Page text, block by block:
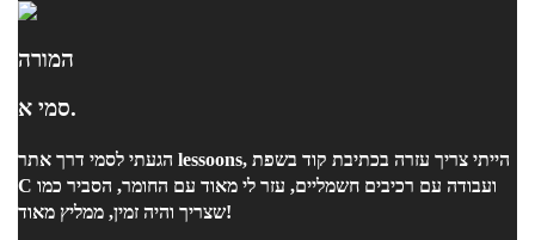
המורה
סמי א.
הגעתי לסמי דרך אתר lessoons, הייתי צריך עזרה בכתיבת קוד בשפת
C ועבודה עם רכיבים חשמליים, עזר לי מאוד עם החומר, הסביר כמו
שצריך והיה זמין, ממליץ מאוד!